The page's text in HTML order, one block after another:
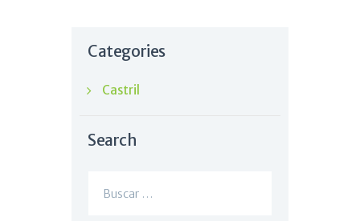
Categories
Castril
Search